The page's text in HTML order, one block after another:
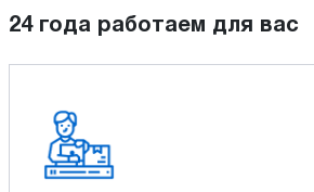
24 года работаем для вас